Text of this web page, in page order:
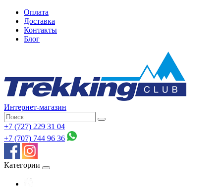
Оплата
Доставка
Контакты
Блог
Интернет-магазин
+7 (727) 229 31 04
+7 (707) 744 96 36
Категории